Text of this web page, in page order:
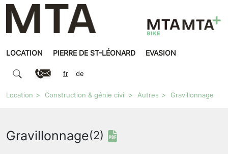
LOCATION PIERRE DE ST-LÉONARD EVASION
fr de
Location Construction & génie civil Autres Gravillonnage
Gravillonnage(2)